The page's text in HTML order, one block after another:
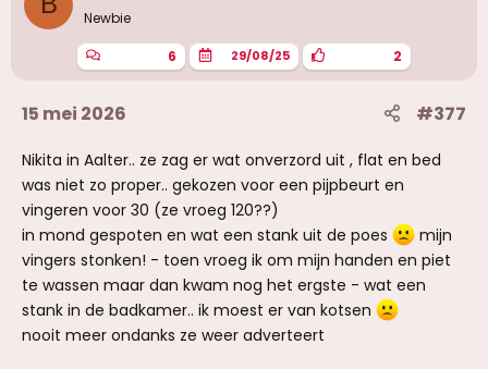
Newbie
6 29/08/25 2
15 mei 2026 #377
Nikita in Aalter.. ze zag er wat onverzord uit , flat en bed
was niet zo proper.. gekozen voor een pijpbeurt en
vingeren voor 30 (ze vroeg 120??)
in mond gespoten en wat een stank uit de poes
mijn
vingers stonken! - toen vroeg ik om mijn handen en piet
te wassen maar dan kwam nog het ergste - wat een
stank in de badkamer.. ik moest er van kotsen
nooit meer ondanks ze weer adverteert